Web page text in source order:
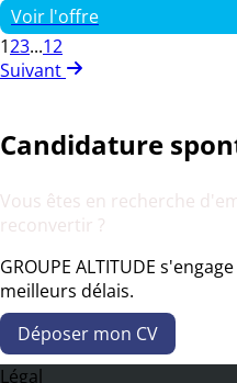
Voir l'offre
123...12
Suivant
Candidature
Vous êtes en recherche
reconvertir ?
GROUPE ALTITUDE
meilleurs délais.
Déposer mon CV
Légal